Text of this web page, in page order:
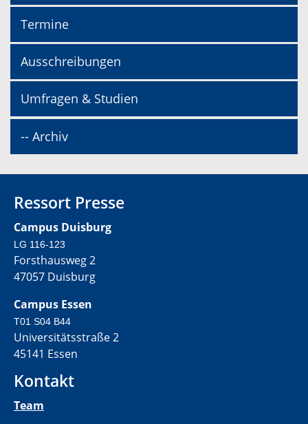
Termine
Ausschreibungen
Umfragen & Studien
-- Archiv
Ressort Presse
Campus Duisburg
LG 116-123
Forsthausweg 2
47057 Duisburg
Campus Essen
T01 S04 B44
Universitätsstraße 2
45141 Essen
Kontakt
Team